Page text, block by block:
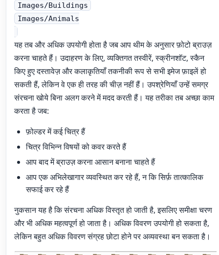
Images/Buildings
Images/Animals
यह तब और अधिक उपयोगी होता है जब आप थीम के अनुसार फ़ोटो ब्राउज़
करना चाहते हैं। उदाहरण के लिए, व्यक्तिगत तस्वीरें, स्क्रीनशॉट, स्कैन
किए हुए दस्तावेज़ और कलाकृतियाँ तकनीकी रूप से सभी इमेज फ़ाइलें हो
सकती हैं, लेकिन वे एक ही तरह की चीज़ नहीं हैं। उपश्रेणियाँ उन्हें समग्र
संरचना खोये बिना अलग करने में मदद करती हैं। यह तरीका तब अच्छा काम
करता है जब:
फ़ोल्डर में कई चित्र हैं
चित्र विभिन्न विषयों को कवर करते हैं
आप बाद में ब्राउज़ करना आसान बनाना चाहते हैं
आप एक अभिलेखागार व्यवस्थित कर रहे हैं, न कि सिर्फ़ तात्कालिक
सफाई कर रहे हैं
नुकसान यह है कि संरचना अधिक विस्तृत हो जाती है, इसलिए समीक्षा चरण
और भी अधिक महत्वपूर्ण हो जाता है। अधिक विवरण उपयोगी हो सकता है,
लेकिन बहुत अधिक विवरण संग्रह छोटा होने पर अव्यवस्था बन सकता है।